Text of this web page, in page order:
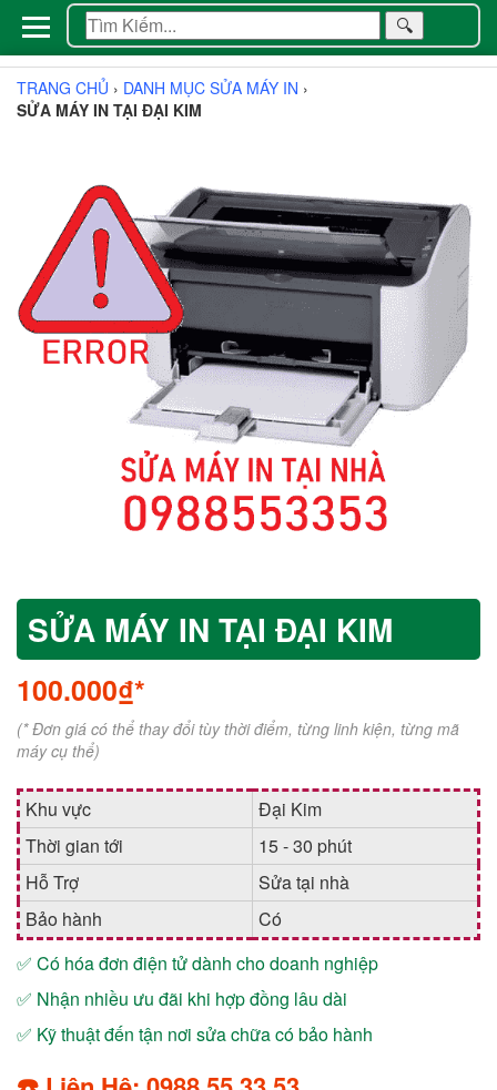
🔍
TRANG CHỦ › DANH MỤC SỬA MÁY IN ›
SỬA MÁY IN TẠI ĐẠI KIM
SỬA MÁY IN TẠI ĐẠI KIM
100.000₫*
(* Đơn giá có thể thay đổi tùy thời điểm, từng linh kiện, từng mã
máy cụ thể)
Khu vực
Đại Kim
Thời gian tới
15 - 30 phút
Hỗ Trợ
Sửa tại nhà
Bảo hành
Có
✅ Có hóa đơn điện tử dành cho doanh nghiệp
✅ Nhận nhiều ưu đãi khi hợp đồng lâu dài
✅ Kỹ thuật đến tận nơi sửa chữa có bảo hành